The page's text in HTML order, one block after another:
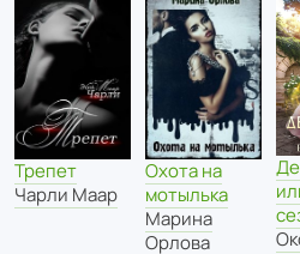
Трепет
Чарли Маар
Охота на
мотылька
Марина
Орлова